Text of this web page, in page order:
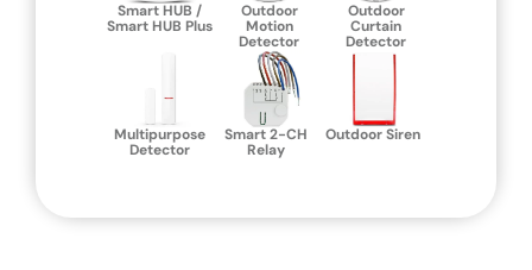
Smart HUB /
Smart HUB Plus
Outdoor
Motion
Detector
Outdoor
Curtain
Detector
Multipurpose
Detector
Smart 2-CH
Relay
Outdoor Siren